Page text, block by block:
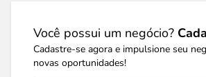
Você possui um negócio?
Cadastre-se agora e impulsione seu
novas oportunidades!